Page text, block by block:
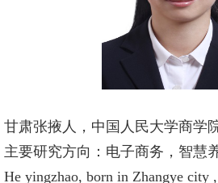
甘肃张掖人，中国人民大学商学
主要研究方向：电子商务，智慧
He yingzhao, born in Zhangye city